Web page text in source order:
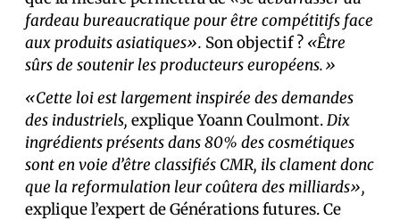
fardeau bureaucratique pour être compétitifs face
aux produits asiatiques». Son objectif ? «Être
sûrs de soutenir les producteurs européens.»
«Cette loi est largement inspirée des demandes
des industriels, explique Yoann Coulmont.Dix
ingrédients présents dans 80% des cosmétiques
sont en voie d’être classifiés CMR, ils clament donc
que la reformulation leur coûtera des milliards»,
explique l’expert de Générations futures. Ce